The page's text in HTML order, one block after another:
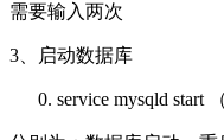
需要输入两次
3、启动数据库
service mysqld start